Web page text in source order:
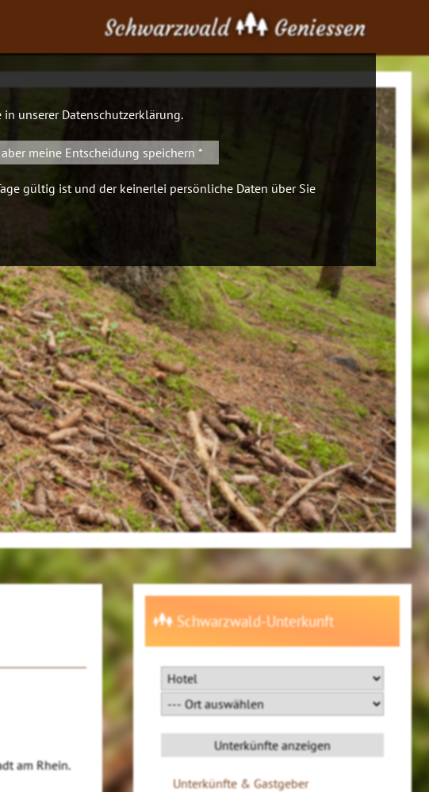
Schwarzwald Geniessen
am Rhein.
Schwarzwald-Unterkunft
Unterkünfte & Gastgeber
in unsererDatenschutzerklärung.
meine Entscheidung speichern *
gültig ist und der keinerlei persönliche Daten über Sie